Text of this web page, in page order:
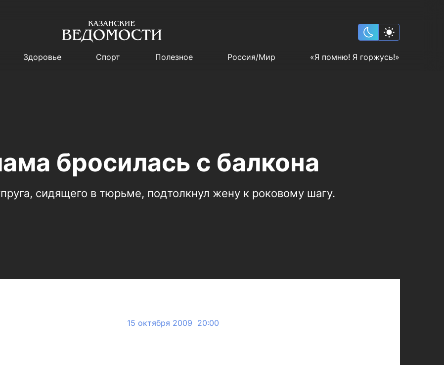
Здоровье Спорт Полезное Россия/Мир «Я помню! Я горжусь!»
бросилась с балкона
сидящего в тюрьме, подтолкнул жену к роковому шагу.
15 октября 2009 20:00